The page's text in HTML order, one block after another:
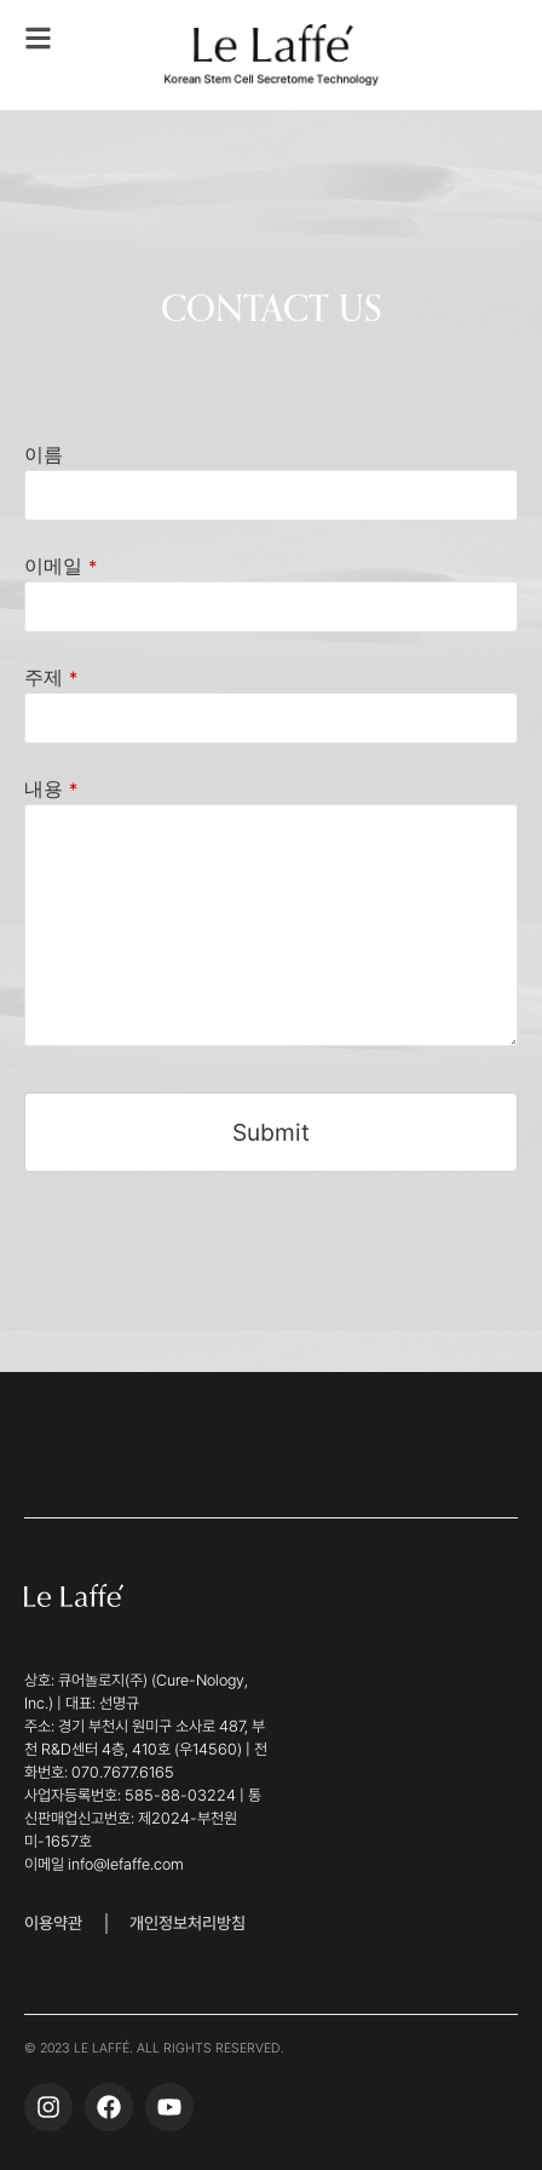
CONTACT US
이름
이메일 *
주제 *
내용 *
Submit
상호: 큐어놀로지(주) (Cure-Nology,
Inc.) | 대표: 선명규
주소: 경기 부천시 원미구 소사로 487, 부
천 R&D센터 4층, 410호 (우14560) | 전
화번호: 070.7677.6165
사업자등록번호: 585-88-03224 | 통
신판매업신고번호: 제2024-부천원
미-1657호
이메일 info@lefaffe.com
이용약관 개인정보처리방침
© 2023 LE LAFFÉ. ALL RIGHTS RESERVED.